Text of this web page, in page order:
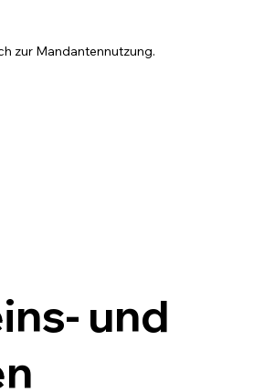
zur Mandantennutzung.
und